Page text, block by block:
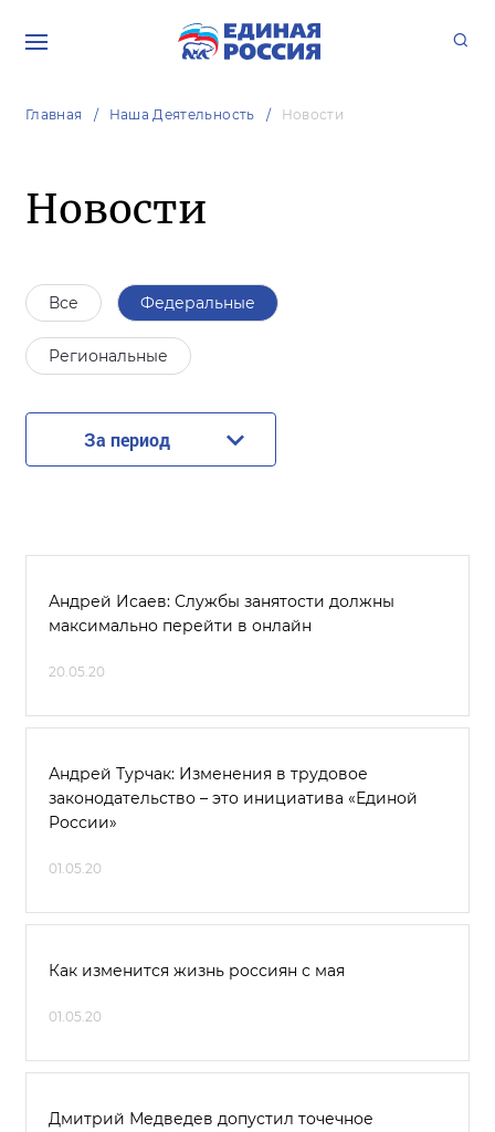
Главная Наша Деятельность Новости
Новости
Все Федеральные
Региональные
За период
Андрей Исаев: Службы занятости должны
максимально перейти в онлайн
20.05.20
Андрей Турчак: Изменения в трудовое
законодательство – это инициатива «Единой
России»
01.05.20
Как изменится жизнь россиян с мая
01.05.20
Дмитрий Медведев допустил точечное